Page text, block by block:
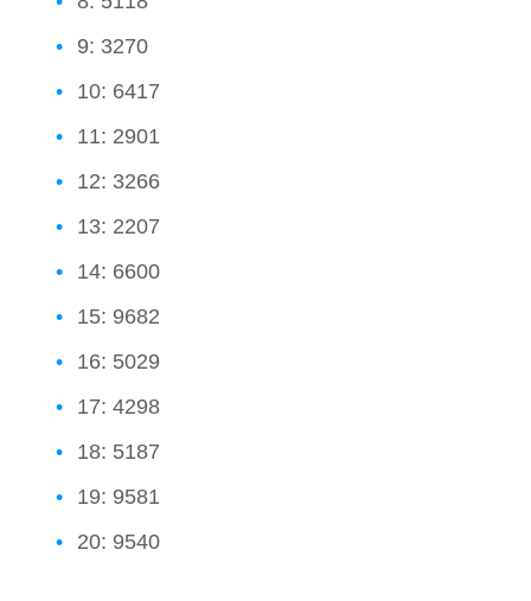
9: 3270
10: 6417
11: 2901
12: 3266
13: 2207
14: 6600
15: 9682
16: 5029
17: 4298
18: 5187
19: 9581
20: 9540